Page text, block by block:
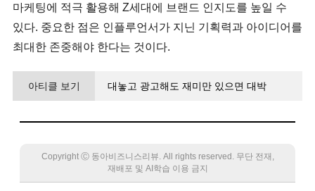
마케팅에 적극 활용해 Z세대에 브랜드 인지도를 높일 수
있다. 중요한 점은 인플루언서가 지닌 기획력과 아이디어를
최대한 존중해야 한다는 것이다.
아티클 보기
대놓고 광고해도 재미만 있으면 대박
Copyright Ⓒ 동아비즈니스리뷰. All rights reserved. 무단 전재,
재배포 및 AI학습 이용 금지